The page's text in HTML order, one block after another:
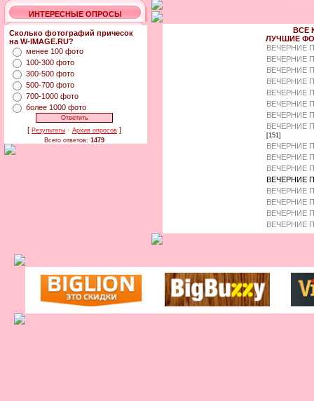
ИНТЕРЕСНЫЕ ОПРОСЫ
Сколько фотографий причесок
на W-IMAGE.RU?
менее 100 фото
100-300 фото
300-500 фото
500-700 фото
700-1000 фото
более 1000 фото
[ Результаты · Архив опросов ]
Всего ответов: 1479
ВСЕ
ЛУЧШИЕ
ВЕЧЕРНИЕ
ВЕЧЕРНИЕ
ВЕЧЕРНИЕ
ВЕЧЕРНИЕ
ВЕЧЕРНИЕ
ВЕЧЕРНИЕ
ВЕЧЕРНИЕ
ВЕЧЕРНИЕ
[151]
ВЕЧЕРНИЕ
ВЕЧЕРНИЕ
ВЕЧЕРНИЕ
ВЕЧЕРНИЕ
ВЕЧЕРНИЕ
ВЕЧЕРНИЕ
ВЕЧЕРНИЕ
ВЕЧЕРНИЕ